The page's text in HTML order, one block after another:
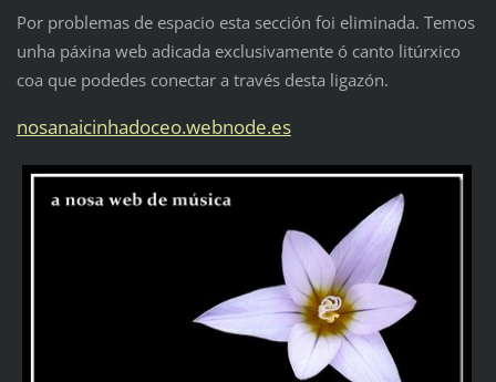
Por problemas de espacio esta sección foi eliminada. Temos
unha páxina web adicada exclusivamente ó canto litúrxico
coa que podedes conectar a través desta ligazón.
nosanaicinhadoceo.webnode.es